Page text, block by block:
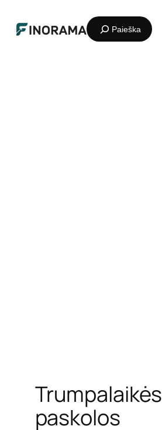
prie
turinio
Paieška
Trumpalaikės
paskolos